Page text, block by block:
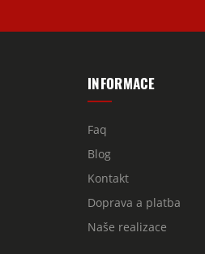
INFORMACE
Faq
Blog
Kontakt
Doprava a platba
Naše realizace